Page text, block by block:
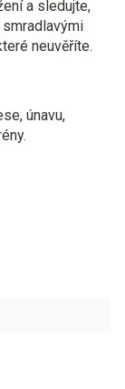
a sledujte,
neuvěříte.
únavu,